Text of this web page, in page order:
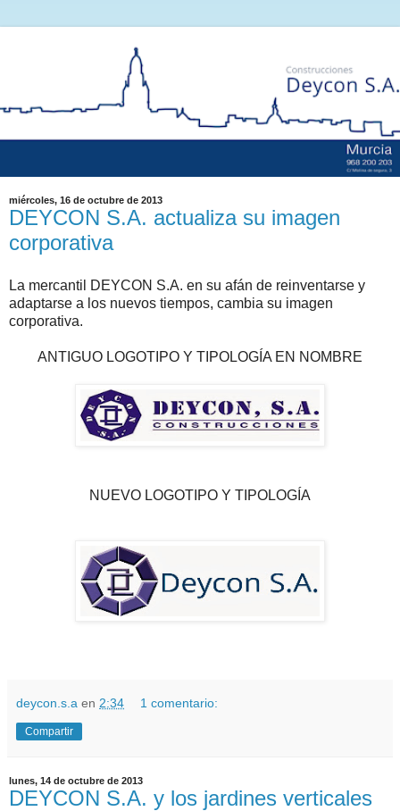
miércoles, 16 de octubre de 2013
DEYCON S.A. actualiza su imagen
corporativa
La mercantil DEYCON S.A. en su afán de reinventarse y
adaptarse a los nuevos tiempos, cambia su imagen
corporativa.
ANTIGUO LOGOTIPO Y TIPOLOGÍA EN NOMBRE
NUEVO LOGOTIPO Y TIPOLOGÍA
deycon.s.a en 2:34 1 comentario:
Compartir
lunes, 14 de octubre de 2013
DEYCON S.A. y los jardines verticales